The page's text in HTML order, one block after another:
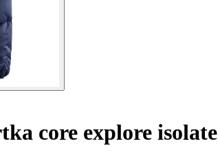
core explore isolate